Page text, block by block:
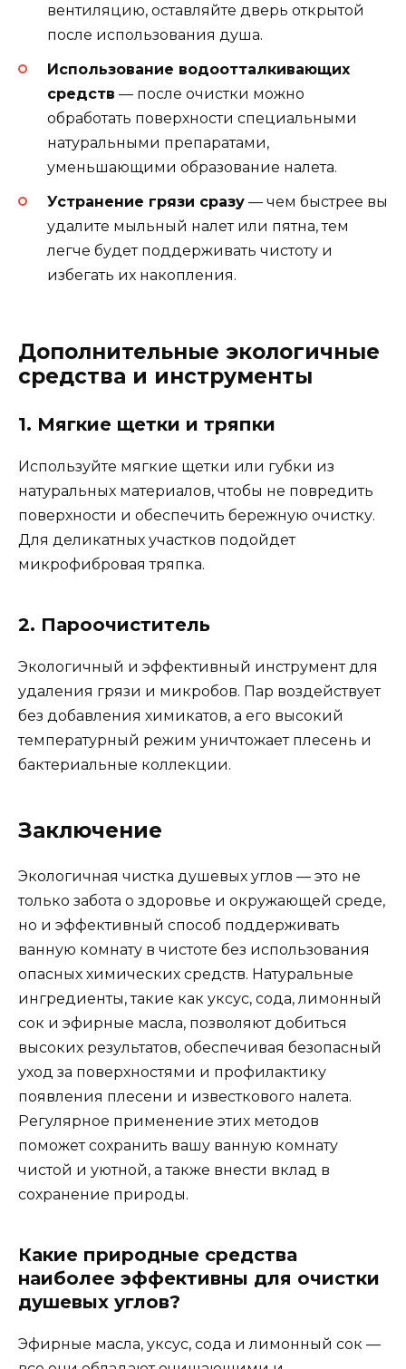
вентиляцию, оставляйте дверь открытой
после использования душа.
Использование водоотталкивающих
средств — после очистки можно
обработать поверхности специальными
натуральными препаратами,
уменьшающими образование налета.
Устранение грязи сразу — чем быстрее вы
удалите мыльный налет или пятна, тем
легче будет поддерживать чистоту и
избегать их накопления.
Дополнительные экологичные
средства и инструменты
1. Мягкие щетки и тряпки
Используйте мягкие щетки или губки из
натуральных материалов, чтобы не повредить
поверхности и обеспечить бережную очистку.
Для деликатных участков подойдет
микрофибровая тряпка.
2. Пароочиститель
Экологичный и эффективный инструмент для
удаления грязи и микробов. Пар воздействует
без добавления химикатов, а его высокий
температурный режим уничтожает плесень и
бактериальные коллекции.
Заключение
Экологичная чистка душевых углов — это не
только забота о здоровье и окружающей среде,
но и эффективный способ поддерживать
ванную комнату в чистоте без использования
опасных химических средств. Натуральные
ингредиенты, такие как уксус, сода, лимонный
сок и эфирные масла, позволяют добиться
высоких результатов, обеспечивая безопасный
уход за поверхностями и профилактику
появления плесени и известкового налета.
Регулярное применение этих методов
поможет сохранить вашу ванную комнату
чистой и уютной, а также внести вклад в
сохранение природы.
Какие природные средства
наиболее эффективны для очистки
душевых углов?
Эфирные масла, уксус, сода и лимонный сок —